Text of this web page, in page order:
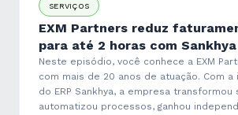
SERVIÇOS
EXM Partners reduz
para até 2 horas com Sankhya
Neste episódio, você conhece a EXM
com mais de 20 anos de atuação. Com a
do ERP Sankhya, a empresa transformou
automatizou processos, ganhou